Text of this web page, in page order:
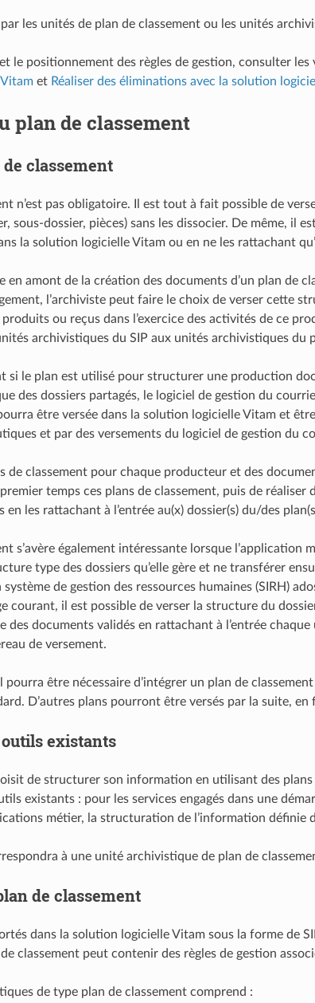
les unités de plan de classement ou les unités
le positionnement des règles de gestion, consulter les
et Réaliser des éliminations avec la solution
plan de classement
classement
n’est pas obligatoire. Il est tout à fait possible de
sous-dossier, pièces) sans les dissocier. De même, il
la solution logicielle Vitam ou en ne les rattachant
amont de la création des documents d’un plan de
l’archiviste peut faire le choix de verser cette
ou reçus dans l’exercice des activités de ce
archivistiques du SIP aux unités archivistiques du
si le plan est utilisé pour structurer une production
des dossiers partagés, le logiciel de gestion du
être versée dans la solution logicielle Vitam et
et par des versements du logiciel de gestion du
de classement pour chaque producteur et des
temps ces plans de classement, puis de réaliser
en les rattachant à l’entrée au(x) dossier(s) du/des
s’avère également intéressante lorsque
type des dossiers qu’elle gère et ne transférer
de gestion des ressources humaines (SIRH)
courant, il est possible de verser la structure du
des documents validés en rattachant à l’entrée
de versement.
être nécessaire d’intégrer un plan de
D’autres plans pourront être versés par la suite, en
existants
de structurer son information en utilisant des plans
existants : pour les services engagés dans une
métier, la structuration de l’information définie
à une unité archivistique de plan de
de classement
dans la solution logicielle Vitam sous la forme de
classement peut contenir des règles de gestion
de type plan de classement comprend :